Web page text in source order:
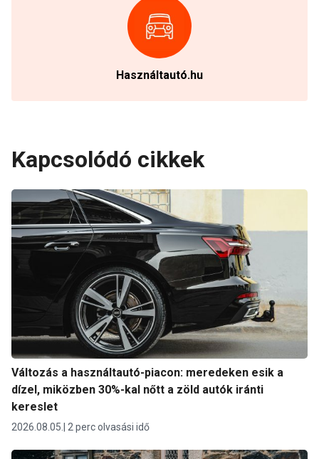
Használtautó.hu
Kapcsolódó cikkek
Változás a használtautó-piacon: meredeken esik a
dízel, miközben 30%-kal nőtt a zöld autók iránti
kereslet
2026.08.05. 2 perc olvasási idő